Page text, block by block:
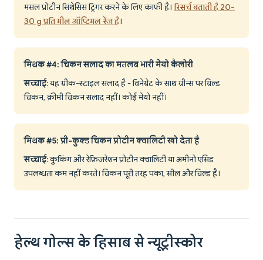
मसल प्रोटीन सिंथेसिस ट्रिगर करने के लिए काफी है। रिसर्च बताती है 20-
30 g प्रति मील ऑप्टिमल रेंज है।
मिथक #4: चिकन सलाद का मतलब भारी मेयो कैलोरी
सच्चाई: यह ग्रीक-स्टाइल सलाद है - विनेग्रेट के साथ ग्रीन्स पर ग्रिल्ड
चिकन, क्रीमी चिकन सलाद नहीं। कोई मेयो नहीं।
मिथक #5: प्री-कुक्ड चिकन प्रोटीन क्वालिटी खो देता है
सच्चाई: कुकिंग और रेफ्रिजरेशन प्रोटीन क्वालिटी या अमीनो एसिड
उपलब्धता कम नहीं करते। चिकन पूरी तरह पका, सील और चिल्ड है।
हेल्थ गोल्स के हिसाब से न्यूट्रीस्कोर